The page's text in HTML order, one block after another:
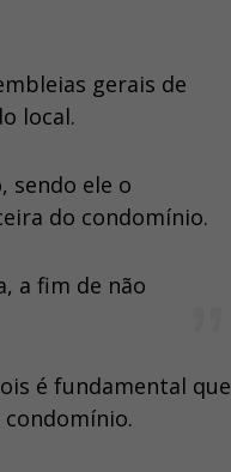
gerais de
local.
sendo ele o
do condomínio.
a fim de não
é fundamental que